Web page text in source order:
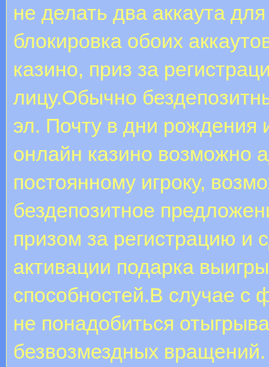
не делать два аккаута
блокировка обоих
казино, приз за
лицу.Обычно
эл. Почту в дни рождения
онлайн казино возможно
постоянному игроку,
бездепозитное
призом за регистрацию и
активации подарка
способностей.В случае
не понадобиться
безвозмездных